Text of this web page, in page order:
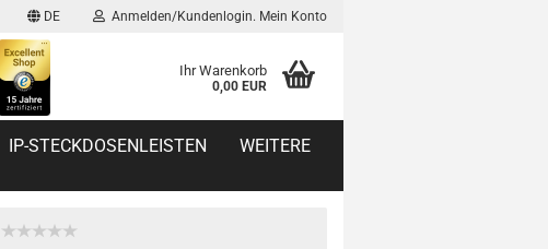
DE Anmelden/Kundenlogin. Mein Konto
Ihr Warenkorb
0,00 EUR
IP-STECKDOSENLEISTEN WEITERE